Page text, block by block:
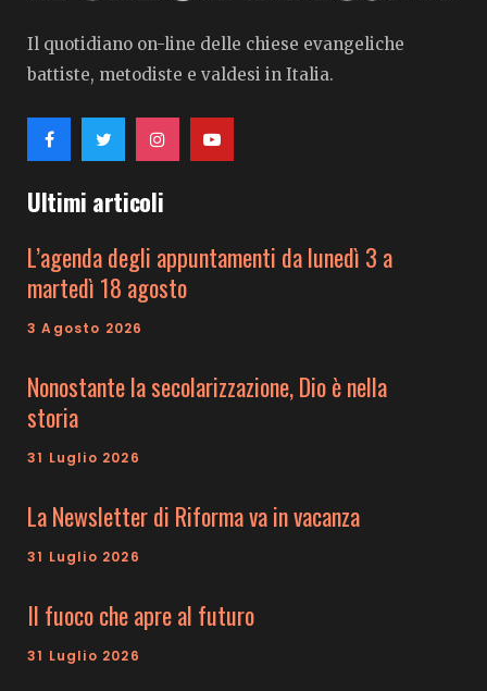
Il quotidiano on-line delle chiese evangeliche
battiste, metodiste e valdesi in Italia.
Ultimi articoli
L’agenda degli appuntamenti da lunedì 3 a
martedì 18 agosto
3 Agosto 2026
Nonostante la secolarizzazione, Dio è nella
storia
31 Luglio 2026
La Newsletter di Riforma va in vacanza
31 Luglio 2026
Il fuoco che apre al futuro
31 Luglio 2026